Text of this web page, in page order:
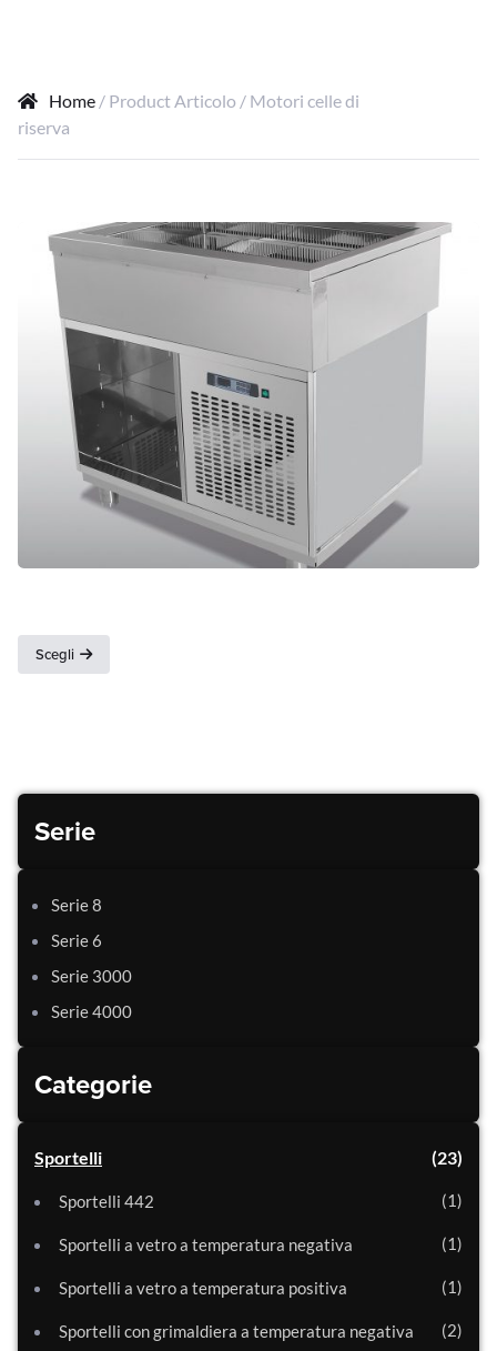
Home / Product Articolo / Motori celle di
riserva
Scegli
Serie
Serie 8
Serie 6
Serie 3000
Serie 4000
Categorie
Sportelli 23
Sportelli 442 1
Sportelli a vetro a temperatura negativa 1
Sportelli a vetro a temperatura positiva 1
Sportelli con grimaldiera a temperatura negativa 2